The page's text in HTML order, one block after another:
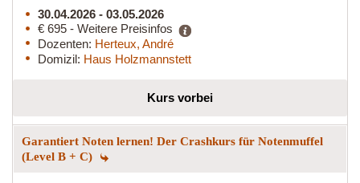
30.04.2026 - 03.05.2026
€ 695 - Weitere Preisinfos
Dozenten: Herteux, André
Domizil: Haus Holzmannstett
Kurs vorbei
Garantiert Noten lernen! Der Crashkurs für Notenmuffel
(Level B + C)